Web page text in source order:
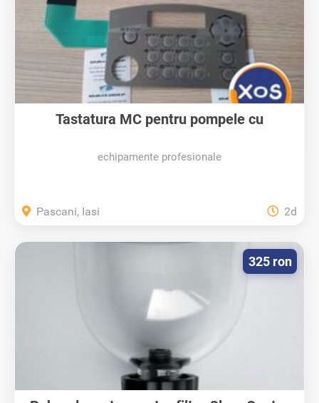
Tastatura MC pentru pompele cu
echipamente profesionale
Pascani, Iasi 2d
325 ron